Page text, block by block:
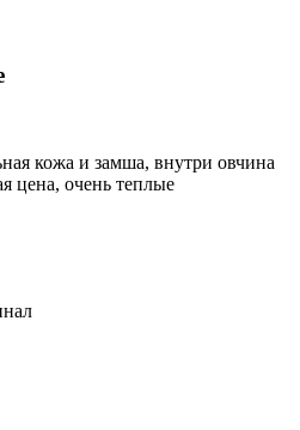
кожа и замша, внутри овчина
цена, очень теплые